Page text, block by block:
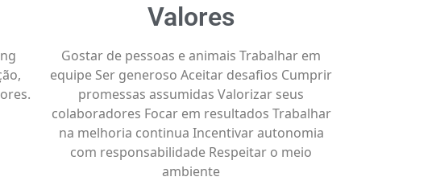
Valores
Gostar de pessoas e animais Trabalhar em
equipe Ser generoso Aceitar desafios Cumprir
promessas assumidas Valorizar seus
colaboradores Focar em resultados Trabalhar
na melhoria continua Incentivar autonomia
com responsabilidade Respeitar o meio
ambiente